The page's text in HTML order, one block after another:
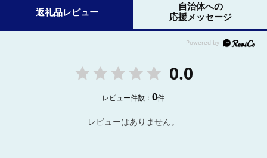
返礼品レビュー
自治体への
応援メッセージ
0.0
レビュー件数：0件
レビューはありません。